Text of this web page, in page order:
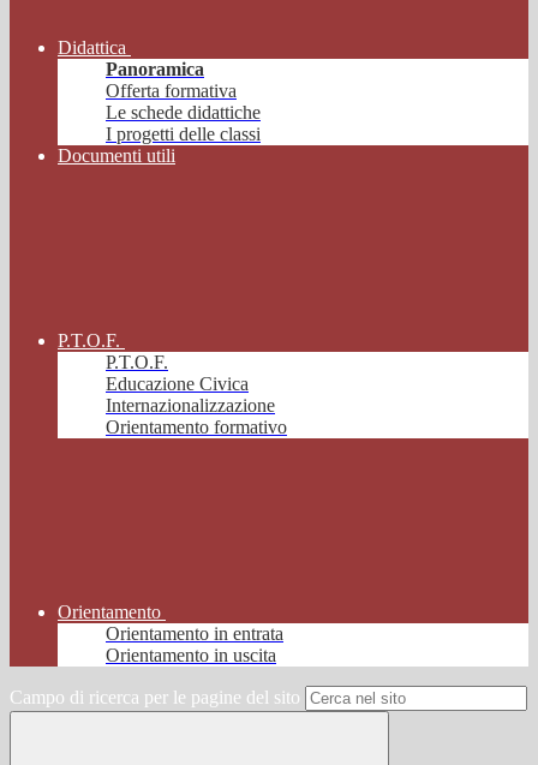
Didattica
Panoramica
Offerta formativa
Le schede didattiche
I progetti delle classi
Documenti utili
P.T.O.F.
P.T.O.F.
Educazione Civica
Internazionalizzazione
Orientamento formativo
Orientamento
Orientamento in entrata
Orientamento in uscita
Campo di ricerca per le pagine del sito